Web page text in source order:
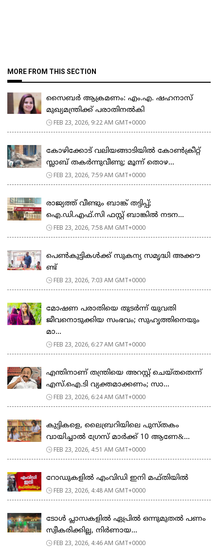
MORE FROM THIS SECTION
സൈബർ ആക്രമണം: എം.എ. ഷഹനാസ്
മുഖ്യമന്ത്രിക്ക് പരാതിനൽകി
FEB 23, 2026, 9:22 AM GMT+0000
കോഴിക്കോട് വലിയങ്ങാടിയിൽ കോൺക്രീറ്റ്
സ്ലാബ് തകർന്നുവീണു; മൂന്ന് തൊഴ...
FEB 23, 2026, 7:59 AM GMT+0000
രാജ്യത്ത് വീണ്ടും ബാങ്ക് തട്ടിപ്പ്;
ഐ.ഡി.എഫ്.സി ഫസ്റ്റ് ബാങ്കിൽ നടന...
FEB 23, 2026, 7:58 AM GMT+0000
പെ​ൺ​കു​ട്ടി​ക​ൾ​ക്ക് സു​ക​ന്യ സ​മൃ​ദ്ധി അ​ക്കൗ​
ണ്ട്
FEB 23, 2026, 7:03 AM GMT+0000
മോഷണ പരാതിയെ തുടര്‍ന്ന് യുവതി
ജീവനൊടുക്കിയ സംഭവം; സുഹൃത്തിനെയും
മാ...
FEB 23, 2026, 6:27 AM GMT+0000
എന്തിനാണ് തന്ത്രിയെ അറസ്റ്റ് ചെയ്തതെന്ന്
എസ്.ഐ.ടി വ്യക്തമാക്കണം; സാ...
FEB 23, 2026, 6:24 AM GMT+0000
കുട്ടികളെ, ലൈബ്രറിയിലെ പുസ്തകം
വായിച്ചാല്‍ ഗ്രേസ് മാര്‍ക്ക് 10 ആണേ&...
FEB 23, 2026, 4:51 AM GMT+0000
റോഡുകളില്‍ എംവിഡി ഇനി മഫ്തിയില്‍
FEB 23, 2026, 4:48 AM GMT+0000
ടോള്‍ പ്ലാസകളില്‍ ഏപ്രില്‍ ഒന്നുമുതല്‍ പണം
സ്വീകരിക്കില്ല, നിര്‍ണായ...
FEB 23, 2026, 4:46 AM GMT+0000